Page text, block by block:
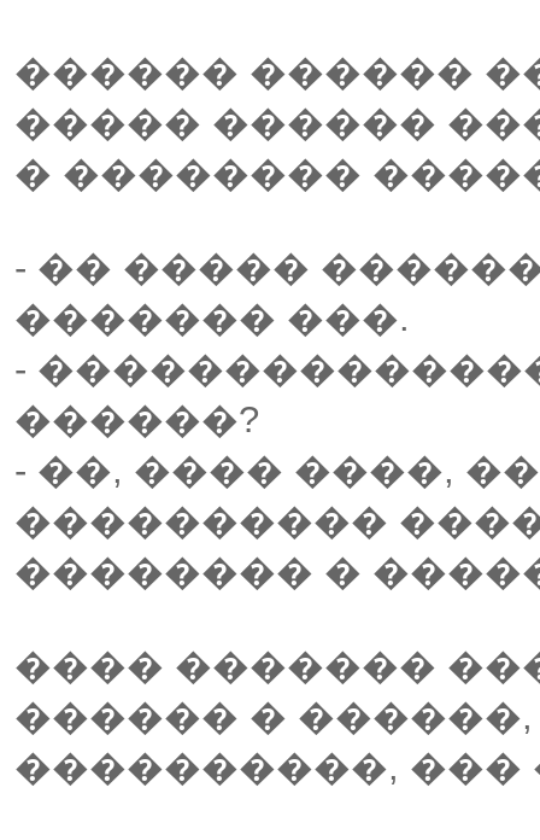
������ ������
����� ������
� ��������
- �� �����
������� ���.
-
������?
- ��, ���� ����,
����������
�������� �
���� �������
������ �
����������, ���